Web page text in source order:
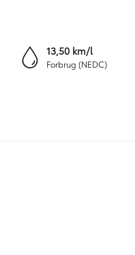
Forbrug (NEDC)
13,50 km/l